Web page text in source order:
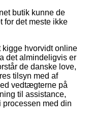
butik kunne de
for det meste ikke
kigge hvorvidt online
det almindeligvis er
de danske love,
tilsyn med af
vedtægterne på
til assistance,
med din